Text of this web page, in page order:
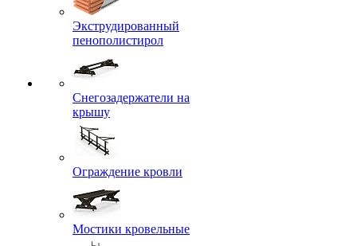
Экструдированный
пенополистирол
Снегозадержатели на
крышу
Ограждение кровли
Мостики кровельные